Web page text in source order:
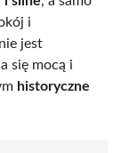
i
jest
się mocą i
historyczne